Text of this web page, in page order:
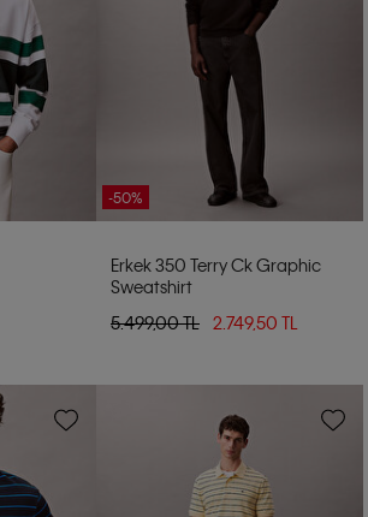
-50%
Erkek 350 Terry Ck Graphic
Sweatshirt
5.499,00 TL
2.749,50 TL